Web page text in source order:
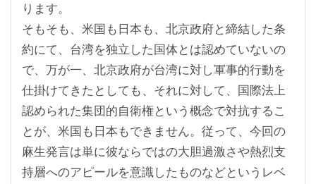
ります。
そもそも、米国も日本も、北京政府と締結した条
約にて、台湾を独立した国体とは認めていないの
で、万が一、北京政府が台湾に対し軍事的行動を
仕掛けてきたとしても、それに対して、国際法上
認められた集団的自衛権という概念で対抗するこ
とが、米国も日本もできません。従って、今回の
麻生発言は単に彼ならではの大胆過激さや熱烈支
持層へのアピールを意識したものなどというレベ